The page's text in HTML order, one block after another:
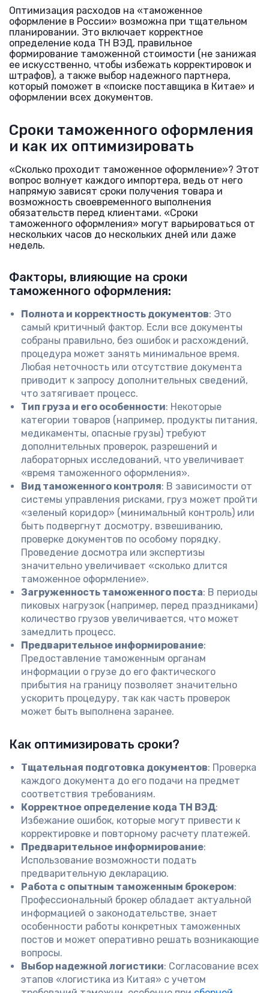
Оптимизация расходов на «таможенное
оформление в России» возможна при тщательном
планировании. Это включает корректное
определение кода ТН ВЭД, правильное
формирование таможенной стоимости (не занижая
ее искусственно, чтобы избежать корректировок и
штрафов), а также выбор надежного партнера,
который поможет в «поиске поставщика в Китае» и
оформлении всех документов.
Сроки таможенного оформления
и как их оптимизировать
«Сколько проходит таможенное оформление»? Этот
вопрос волнует каждого импортера, ведь от него
напрямую зависят сроки получения товара и
возможность своевременного выполнения
обязательств перед клиентами. «Сроки
таможенного оформления» могут варьироваться от
нескольких часов до нескольких дней или даже
недель.
Факторы, влияющие на сроки
таможенного оформления:
Полнота и корректность документов: Это
самый критичный фактор. Если все документы
собраны правильно, без ошибок и расхождений,
процедура может занять минимальное время.
Любая неточность или отсутствие документа
приводит к запросу дополнительных сведений,
что затягивает процесс.
Тип груза и его особенности: Некоторые
категории товаров (например, продукты питания,
медикаменты, опасные грузы) требуют
дополнительных проверок, разрешений и
лабораторных исследований, что увеличивает
«время таможенного оформления».
Вид таможенного контроля: В зависимости от
системы управления рисками, груз может пройти
«зеленый коридор» (минимальный контроль) или
быть подвергнут досмотру, взвешиванию,
проверке документов по особому порядку.
Проведение досмотра или экспертизы
значительно увеличивает «сколько длится
таможенное оформление».
Загруженность таможенного поста: В периоды
пиковых нагрузок (например, перед праздниками)
количество грузов увеличивается, что может
замедлить процесс.
Предварительное информирование:
Предоставление таможенным органам
информации о грузе до его фактического
прибытия на границу позволяет значительно
ускорить процедуру, так как часть проверок
может быть выполнена заранее.
Как оптимизировать сроки?
Тщательная подготовка документов: Проверка
каждого документа до его подачи на предмет
соответствия требованиям.
Корректное определение кода ТН ВЭД:
Избежание ошибок, которые могут привести к
корректировке и повторному расчету платежей.
Предварительное информирование:
Использование возможности подать
предварительную декларацию.
Работа с опытным таможенным брокером:
Профессиональный брокер обладает актуальной
информацией о законодательстве, знает
особенности работы конкретных таможенных
постов и может оперативно решать возникающие
вопросы.
Выбор надежной логистики: Согласование всех
этапов «логистика из Китая» с учетом